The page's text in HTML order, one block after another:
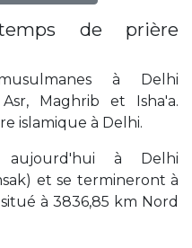
de prière
à Delhi
Maghrib et Isha'a.
islamique à Delhi.
à Delhi
et se termineront à
à 3836,85 km Nord